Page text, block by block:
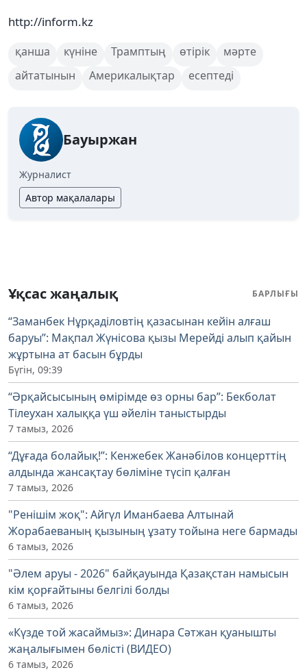
http://inform.kz
қанша күніне Трамптың өтірік
мәрте
айтатынын
Америкалықтар есептеді
Бауыржан
Журналист
Автор мақалалары
Ұқсас жаңалық БАРЛЫҒЫ
“Заманбек Нұрқаділовтің қазасынан кейін алғаш
баруы”: Мақпал Жүнісова қызы Мерейді алып қайын
жұртына ат басын бұрды
Бүгін, 09:39
“Әрқайсысының өмірімде өз орны бар”: Бекболат
Тілеухан халыққа үш әйелін таныстырды
7 тамыз, 2026
“Дұғада болайық!”: Кенжебек Жанәбілов концерттің
алдында жансақтау бөліміне түсіп қалған
7 тамыз, 2026
"Ренішім жоқ": Айгүл Иманбаева Алтынай
Жорабаеваның қызының ұзату тойына неге бармады
6 тамыз, 2026
"Әлем аруы - 2026" байқауында Қазақстан намысын
кім қорғайтыны белгілі болды
6 тамыз, 2026
«Күзде той жасаймыз»: Динара Сәтжан қуанышты
жаңалығымен бөлісті (ВИДЕО)
6 тамыз, 2026